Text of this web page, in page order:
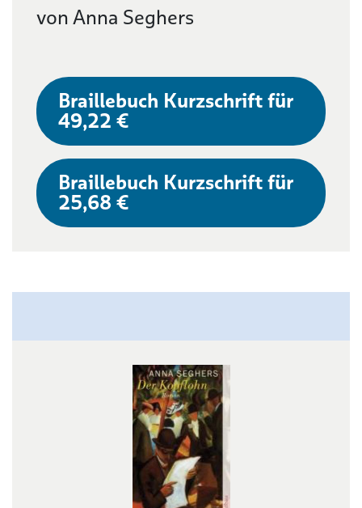
von Anna Seghers
Braillebuch Kurzschrift für
49,22 €
Braillebuch Kurzschrift für
25,68 €